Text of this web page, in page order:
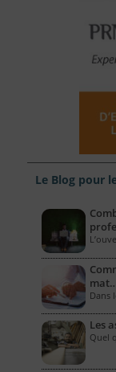
Le Blog pour
Dans
Les
Quel